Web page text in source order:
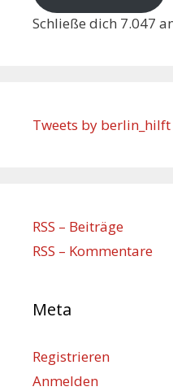
Schließe dich 7.047
Tweets by berlin_hilft
RSS – Beiträge
RSS – Kommentare
Meta
Registrieren
Anmelden